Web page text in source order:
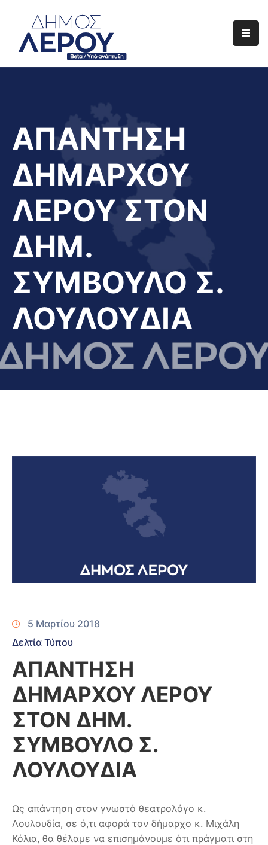
Αρχική
Διαφάνεια
Το
Νησί
Μας
ΑΠΑΝΤΗΣΗ
ΔΗΜΑΡΧΟΥ
ΛΕΡΟΥ ΣΤΟΝ
ΔΗΜ.
ΣΥΜΒΟΥΛΟ Σ.
ΛΟΥΛΟΥΔΙΑ
5 Μαρτίου 2018
Δελτία Τύπου
ΑΠΑΝΤΗΣΗ
ΔΗΜΑΡΧΟΥ ΛΕΡΟΥ
ΣΤΟΝ ΔΗΜ.
ΣΥΜΒΟΥΛΟ Σ.
ΛΟΥΛΟΥΔΙΑ
Ως απάντηση στον γνωστό θεατρολόγο κ.
Λουλουδία, σε ό,τι αφορά τον δήμαρχο κ. Μιχάλη
Κόλια, θα θέλαμε να επισημάνουμε ότι πράγματι στη